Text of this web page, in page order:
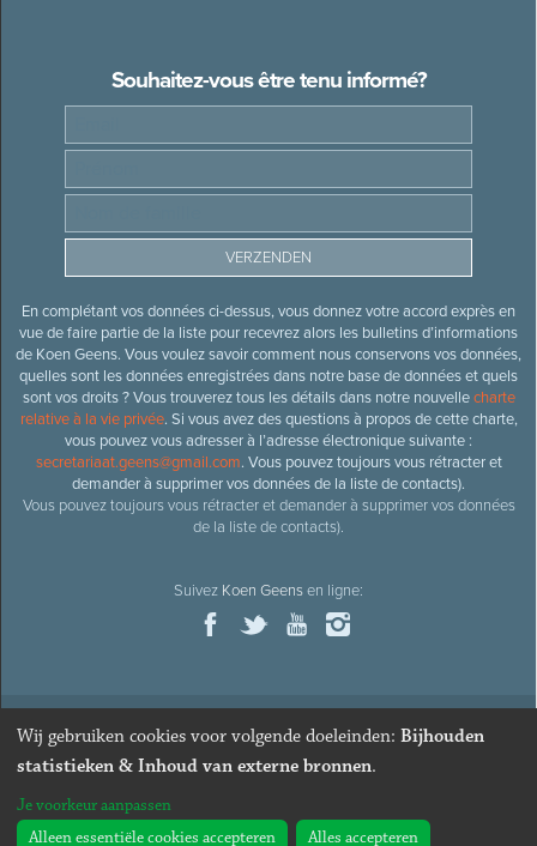
Souhaitez-vous être tenu informé?
En complétant vos données ci-dessus, vous donnez votre accord exprès en
vue de faire partie de la liste pour recevrez alors les bulletins d’informations
de Koen Geens. Vous voulez savoir comment nous conservons vos données,
quelles sont les données enregistrées dans notre base de données et quels
sont vos droits ? Vous trouverez tous les détails dans notre nouvellecharte
relative à la vie privée. Si vous avez des questions à propos de cette charte,
vous pouvez vous adresser à l’adresse électronique suivante :
secretariaat.geens@gmail.com. Vous pouvez toujours vous rétracter et
demander à supprimer vos données de la liste de contacts).
Vous pouvez toujours vous rétracter et demander à supprimer vos données
de la liste de contacts).
Suivez Koen Geensen ligne:
© 2026Ancien ministre et député honoraire
Webdesign & développement par Zenjoy de Louvain
Wij gebruiken cookies voor volgende doeleinden: Bijhouden
statistieken & Inhoud van externe bronnen.
Je voorkeur aanpassen
Alleen essentiële cookies accepteren
Alles accepteren